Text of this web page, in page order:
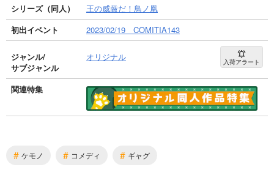
シリーズ（同人）
王の威厳だ！鳥ノ凰
初出イベント
2023/02/19 COMITIA143
ジャンル/
サブジャンル
オリジナル 入荷アラート
関連特集
# ケモノ # コメディ # ギャグ